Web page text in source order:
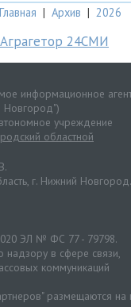
Главная | Архив | 2026
Аграгетор 24СМИ
информационное
учреждение
областной
г. Нижний
ЭЛ № ФС 77 - 79798.
в сфере связи,
коммуникаций
размещаются на